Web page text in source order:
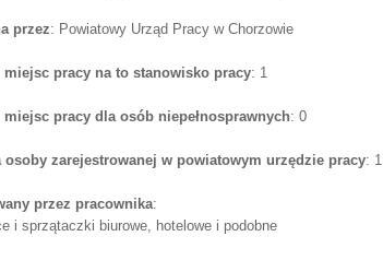
przez: Powiatowy Urząd Pracy w Chorzowie
pracy na to stanowisko pracy: 1
pracy dla osób niepełnosprawnych: 0
osoby zarejestrowanej w powiatowym urzędzie pracy: 1
przez pracownika:
i sprzątaczki biurowe, hotelowe i podobne